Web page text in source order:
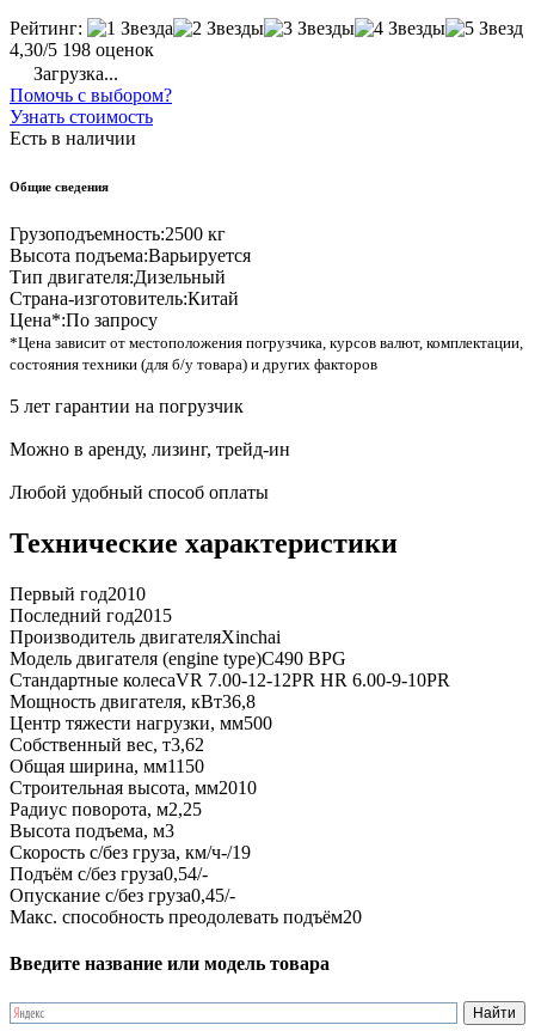
Рейтинг:
4,30/5 198 оценок
Загрузка...
Помочь с выбором?
Узнать стоимость
Есть в наличии
Общие сведения
Грузоподъемность:2500 кг
Высота подъема:Варьируется
Тип двигателя:Дизельный
Страна-изготовитель:Китай
Цена*:По запросу
*Цена зависит от местоположения погрузчика, курсов валют, комплектации,
состояния техники (для б/у товара) и других факторов
5 лет гарантии на погрузчик
Можно в аренду, лизинг, трейд-ин
Любой удобный способ оплаты
Технические характеристики
Первый год2010
Последний год2015
Производитель двигателяXinchai
Модель двигателя (engine type)C490 BPG
Стандартные колесаVR 7.00-12-12PR HR 6.00-9-10PR
Мощность двигателя, кВт36,8
Центр тяжести нагрузки, мм500
Собственный вес, т3,62
Общая ширина, мм1150
Строительная высота, мм2010
Радиус поворота, м2,25
Высота подъема, м3
Скорость с/без груза, км/ч-/19
Подъём с/без груза0,54/-
Опускание с/без груза0,45/-
Макс. способность преодолевать подъём20
Введите название или модель товара